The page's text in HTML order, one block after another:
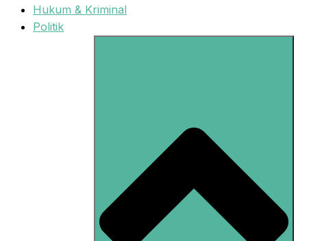
Hukum & Kriminal
Politik